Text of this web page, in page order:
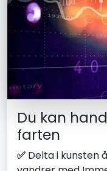
Du kan
farten
✅ Delta i kunsten